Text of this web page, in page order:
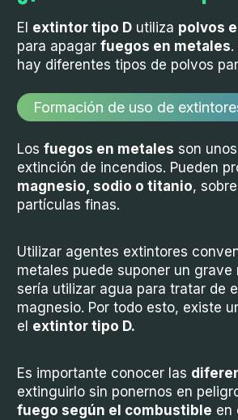
El extintor tipo D utiliza polvos
para apagar fuegos en metales
hay diferentes tipos de polvos
Formación de uso de
Los fuegos en metales son
extinción de incendios. Pueden
magnesio, sodio o titanio,
partículas finas.
Utilizar agentes extintores
metales puede suponer un
sería utilizar agua para tratar de
magnesio. Por todo esto, existe
el extintor tipo D.
Es importante conocer las
extinguirlo sin ponernos en
fuego según el combustible en